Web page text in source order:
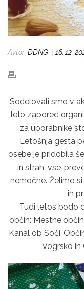
Avtor: DDNG 16. 12.
Sodelovali smo v
leto zapored
za uporabnike
Letošnja gesta
osebe je pridobila
in strah, vse-
nemočne. Želimo
in
Tudi letos bodo
občin: Mestne
Kanal ob Soči,
Vogrsko in